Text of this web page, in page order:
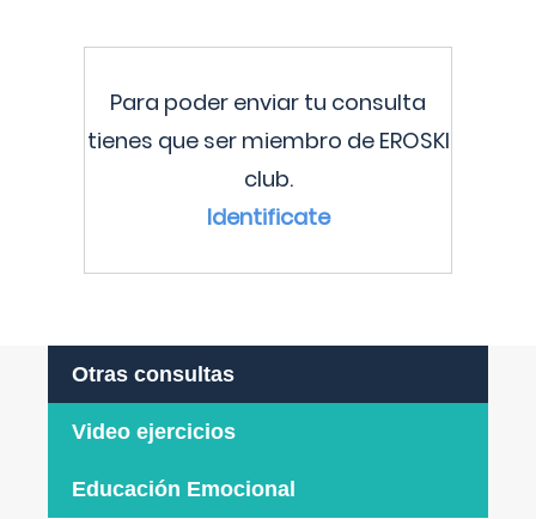
Para poder enviar tu consulta
tienes que ser miembro de EROSKI
club.
Identificate
Otras consultas
Video ejercicios
Educación Emocional